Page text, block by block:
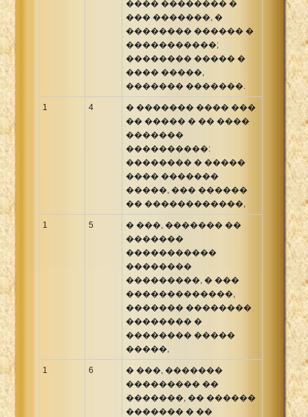
���� �������� �
��� �������, �
�������� ������ �
�����������;
�������� ����� �
���� �����,
������� �������.
1 4
� ������� ���� ���
�� ����� � �� ����
�������
����������:
�������� � �����
���� �������
�����, ��� ������
�� ������������,
1 5
� ���, ������� ��
�������
�����������
��������
���������, � ���
�������������,
������� ��������
�������� �
�������� �����
�����,
1 6
� ���, �������
��������� ��
�������, �� ������
������� � ��